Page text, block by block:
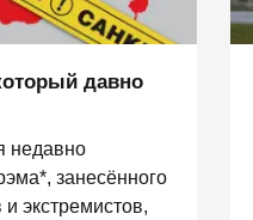
давно
недавно
занесённого
экстремистов,